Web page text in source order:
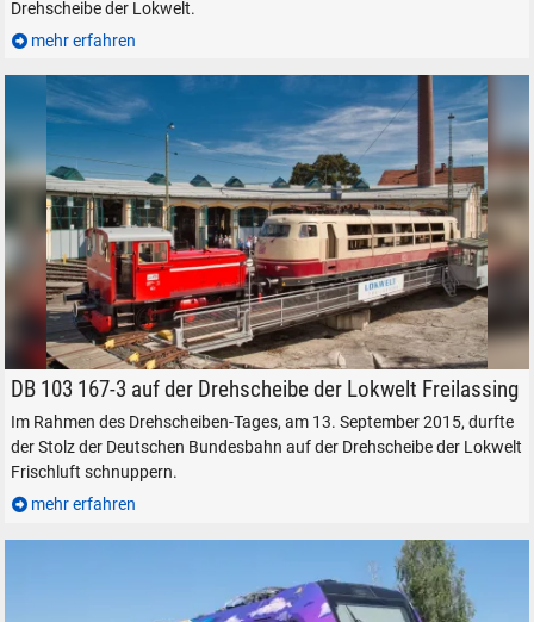
Drehscheibe der Lokwelt.
mehr erfahren
DB 103 167-3 auf der Drehscheibe der Lokwelt Freilassing.
DB 103 167-3 auf der Drehscheibe der Lokwelt Freilassing
Im Rahmen des Drehscheiben-Tages, am 13. September 2015, durfte
der Stolz der Deutschen Bundesbahn auf der Drehscheibe der Lokwelt
Frischluft schnuppern.
mehr erfahren
SUCHEN
Durchsuchen
alles
Suche ...
suchen Abbrechen